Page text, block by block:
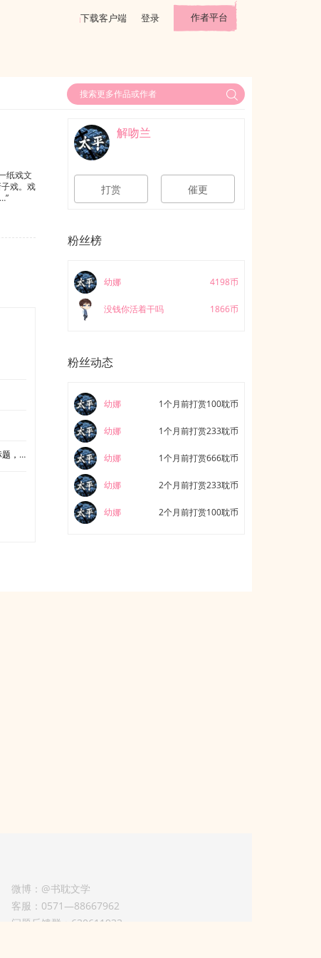
下载客户端 登录 作者平台
纸戏文
戏。戏
出来
解吻兰
打赏 催更
粉丝榜
幼娜 4198币
没钱你活着干吗 1866币
粉丝动态
幼娜 1个月前打赏100耽币
幼娜 1个月前打赏233耽币
幼娜 1个月前打赏666耽币
幼娜 2个月前打赏233耽币
幼娜 2个月前打赏100耽币
微博：@书耽文学
客服：0571—88667962
问题反馈群：630611933